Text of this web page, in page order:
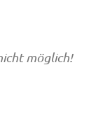
möglich!